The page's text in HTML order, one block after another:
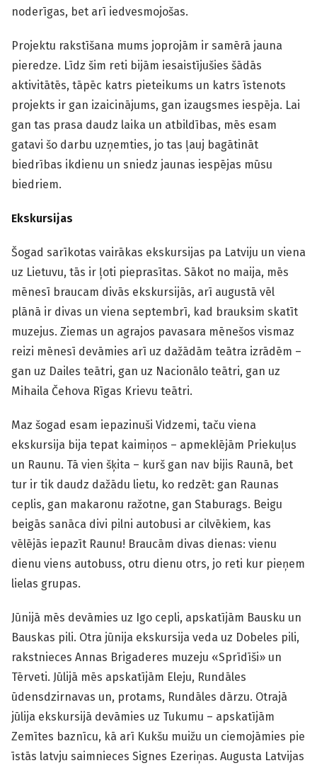
noderīgas, bet arī iedvesmojošas.
Projektu rakstīšana mums joprojām ir samērā jauna
pieredze. Līdz šim reti bijām iesaistījušies šādās
aktivitātēs, tāpēc katrs pieteikums un katrs īstenots
projekts ir gan izaicinājums, gan izaugsmes iespēja. Lai
gan tas prasa daudz laika un atbildības, mēs esam
gatavi šo darbu uzņemties, jo tas ļauj bagātināt
biedrības ikdienu un sniedz jaunas iespējas mūsu
biedriem.
Ekskursijas
Šogad sarīkotas vairākas ekskursijas pa Latviju un viena
uz Lietuvu, tās ir ļoti pieprasītas. Sākot no maija, mēs
mēnesī braucam divās ekskursijās, arī augustā vēl
plānā ir divas un viena septembrī, kad brauksim skatīt
muzejus. Ziemas un agrajos pavasara mēnešos vismaz
reizi mēnesī devāmies arī uz dažādām teātra izrādēm –
gan uz Dailes teātri, gan uz Nacionālo teātri, gan uz
Mihaila Čehova Rīgas Krievu teātri.
Maz šogad esam iepazinuši Vidzemi, taču viena
ekskursija bija tepat kaimiņos – apmeklējām Priekuļus
un Raunu. Tā vien šķita – kurš gan nav bijis Raunā, bet
tur ir tik daudz dažādu lietu, ko redzēt: gan Raunas
ceplis, gan makaronu ražotne, gan Staburags. Beigu
beigās sanāca divi pilni autobusi ar cilvēkiem, kas
vēlējās iepazīt Raunu! Braucām divas dienas: vienu
dienu viens autobuss, otru dienu otrs, jo reti kur pieņem
lielas grupas.
Jūnijā mēs devāmies uz Igo cepli, apskatījām Bausku un
Bauskas pili. Otra jūnija ekskursija veda uz Dobeles pili,
rakstnieces Annas Brigaderes muzeju «Sprīdīši» un
Tērveti. Jūlijā mēs apskatījām Eleju, Rundāles
ūdensdzirnavas un, protams, Rundāles dārzu. Otrajā
jūlija ekskursijā devāmies uz Tukumu – apskatījām
Zemītes baznīcu, kā arī Kukšu muižu un ciemojāmies pie
īstās latvju saimnieces Signes Ezeriņas. Augusta Latvijas